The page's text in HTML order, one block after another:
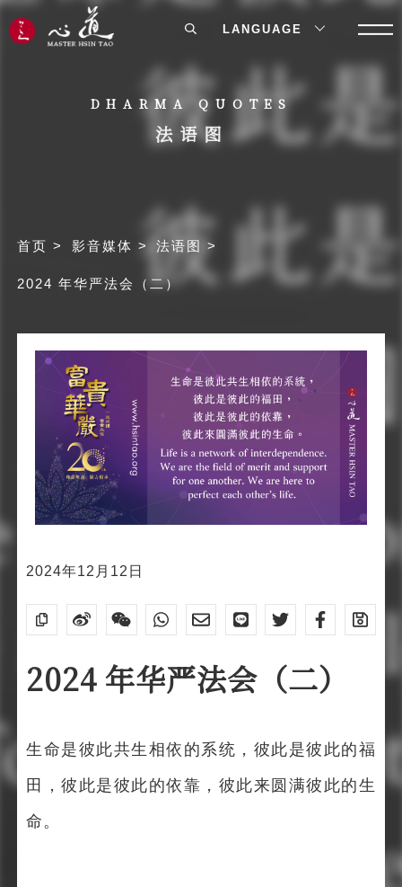
DHARMA QUOTES
法语图
首页 影音媒体 法语图
2024 年华严法会（二）
2024年12月12日
2024 年华严法会（二）
生命是彼此共生相依的系统，彼此是彼此的福
田，彼此是彼此的依靠，彼此来圆满彼此的生
命。
LANGUAGE